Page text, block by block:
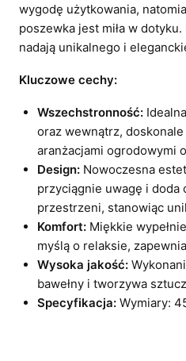
wygodę użytkowania,
poszewka jest miła w
nadają unikalnego i
Kluczowe cechy:
Wszechstronność:
oraz wewnątrz,
aranżacjami ogrodowymi
Design:Nowoczesna
przyciągnie uwagę i doda
przestrzeni, stanowiąc
Komfort:Miękkie
myślą o relaksie,
Wysoka jakość:
bawełny i tworzywa
Specyfikacja:Wymiary: